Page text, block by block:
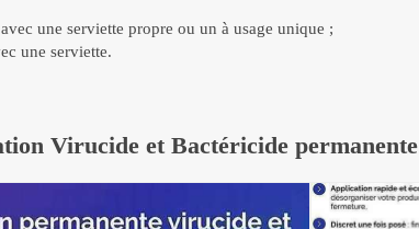
une serviette propre ou un à usage unique ;
une serviette.
Virucide et Bactéricide permanente